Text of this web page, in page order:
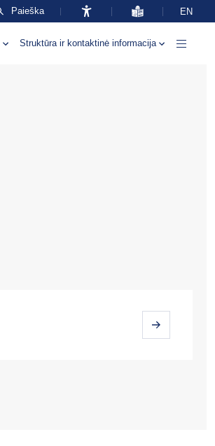
Paieška EN
Struktūra ir kontaktinė informacija